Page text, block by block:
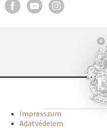
Impresszum
Adatvédelem